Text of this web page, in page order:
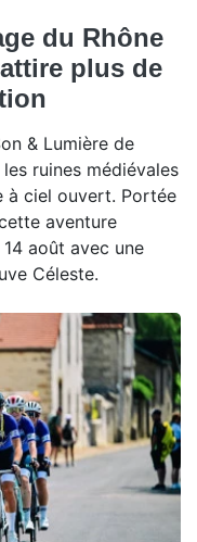
du Rhône
plus de
& Lumière de
ruines médiévales
à ciel ouvert. Portée
aventure
août avec une
Céleste.